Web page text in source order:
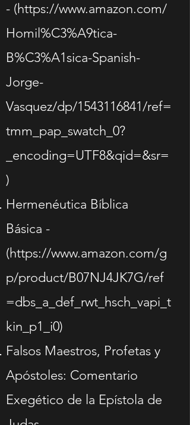
- (https://www.amazon.com/
Homil%C3%A9tica-
B%C3%A1sica-Spanish-
Jorge-
Vasquez/dp/1543116841/ref=
tmm_pap_swatch_0?
_encoding=UTF8&qid=&sr=
)
Hermenéutica Bíblica
Básica -
(https://www.amazon.com/g
p/product/B07NJ4JK7G/ref
=dbs_a_def_rwt_hsch_vapi_t
kin_p1_i0)
Falsos Maestros, Profetas y
Apóstoles: Comentario
Exegético de la Epístola de